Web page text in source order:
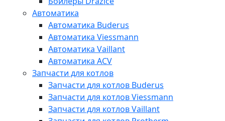
Автоматика
Автоматика Buderus
Автоматика Viessmann
Автоматика Vaillant
Автоматика ACV
Запчасти для котлов
Запчасти для котлов Buderus
Запчасти для котлов Viessmann
Запчасти для котлов Vaillant